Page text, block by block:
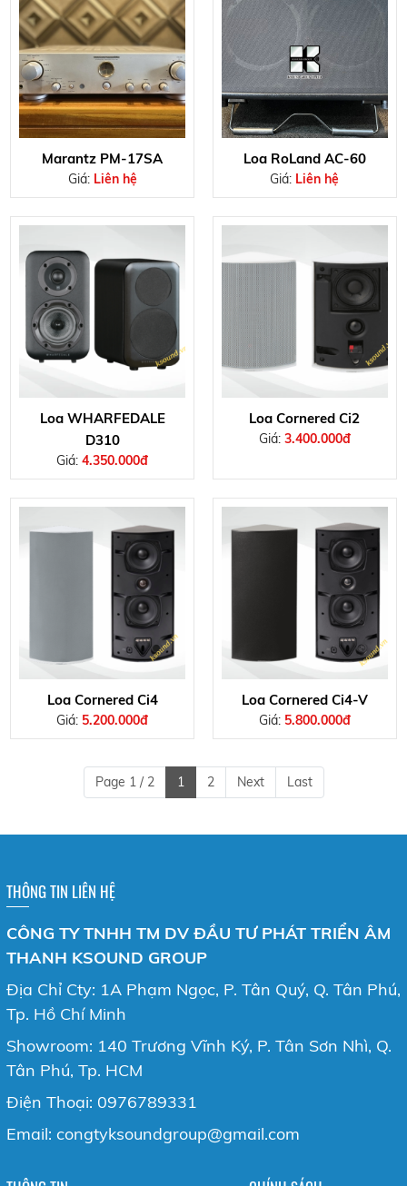
Marantz PM-17SA
Giá: Liên hệ
Loa RoLand AC-60
Giá: Liên hệ
Loa WHARFEDALE
D310
Giá:4.350.000đ
Loa Cornered Ci2
Giá: 3.400.000đ
Loa Cornered Ci4
Giá: 5.200.000đ
Loa Cornered Ci4-V
Giá: 5.800.000đ
Page 1 / 2 1 2 Next Last
THÔNG TIN LIÊN HỆ
CÔNG TY TNHH TM DV ĐẦU TƯ PHÁT TRIỂN ÂM
THANH KSOUND GROUP
Địa Chỉ Cty: 1A Phạm Ngọc, P. Tân Quý, Q. Tân Phú,
Tp. Hồ Chí Minh
Showroom: 140 Trương Vĩnh Ký, P. Tân Sơn Nhì, Q.
Tân Phú, Tp. HCM
Điện Thoại: 0976789331
Email: congtyksoundgroup@gmail.com